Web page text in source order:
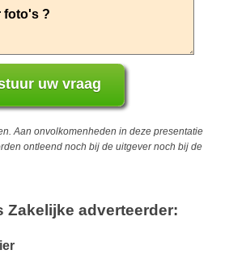
Aan onvolkomenheden in deze presentatie
ontleend noch bij de uitgever noch bij de
Zakelijke adverteerder: